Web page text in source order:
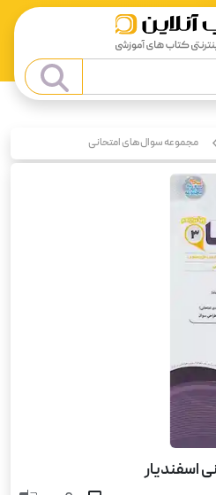
مجموعه سوال‌های امتحانی
اسفندیار